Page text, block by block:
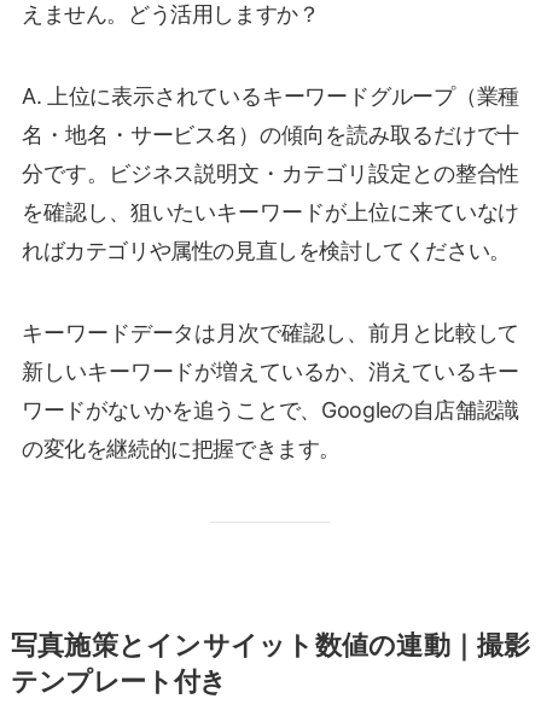
えません。どう活用しますか？
A. 上位に表示されているキーワードグループ（業種
名・地名・サービス名）の傾向を読み取るだけで十
分です。ビジネス説明文・カテゴリ設定との整合性
を確認し、狙いたいキーワードが上位に来ていなけ
ればカテゴリや属性の見直しを検討してください。
キーワードデータは月次で確認し、前月と比較して
新しいキーワードが増えているか、消えているキー
ワードがないかを追うことで、Googleの自店舗認識
の変化を継続的に把握できます。
写真施策とインサイット数値の連動｜撮影
テンプレート付き